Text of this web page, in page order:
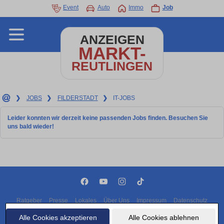
Alle Cookies akzeptieren Alle Cookies ablehnen
Event Auto Immo Job
ANZEIGEN
MARKT-
REUTLINGEN
❯ JOBS ❯ FILDERSTADT ❯ IT-JOBS
Leider konnten wir derzeit keine passenden Jobs finden. Besuchen Sie
uns bald wieder!
Ratgeber Presse Lokales Über Uns Impressum Datenschutz